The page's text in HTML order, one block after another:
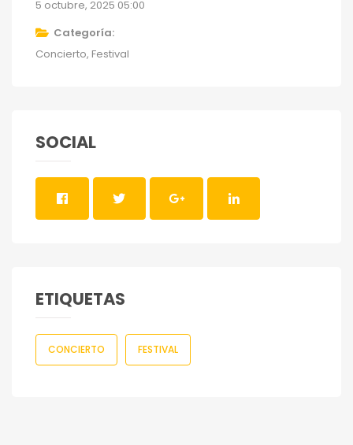
5 octubre, 2025 05:00
Categoría
Concierto Festival
SOCIAL
ETIQUETAS
CONCIERTO FESTIVAL